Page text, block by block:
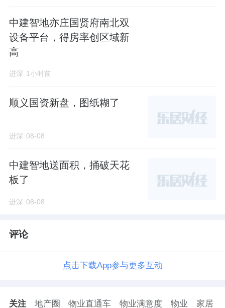
中建智地亦庄国贤府南北双
设备平台，得房率创区域新
高
进深 1小时前
顺义国资新盘，图纸糊了
进深 08-08
中建智地送面积，捅破天花
板了
进深 08-08
评论
点击下载App参与更多互动
关注 地产圈 物业直通车 物业满意度 物业 家居